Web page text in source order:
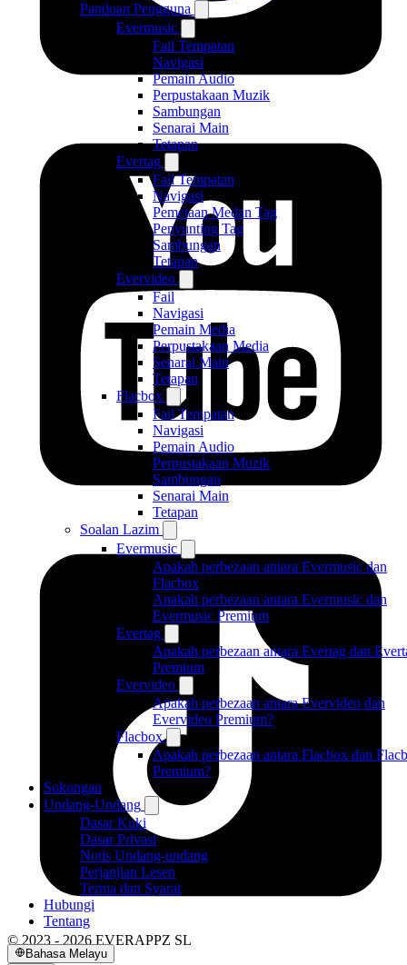
Panduan Pengguna
Evermusic
Fail Tempatan
Navigasi
Pemain Audio
Perpustakaan Muzik
Sambungan
Senarai Main
Tetapan
Evertag
Fail Tempatan
Navigasi
Pemetaan Medan Tag
Penyunting Tag
Sambungan
Tetapan
Evervideo
Fail
Navigasi
Pemain Media
Perpustakaan Media
Senarai Main
Tetapan
Flacbox
Fail Tempatan
Navigasi
Pemain Audio
Perpustakaan Muzik
Sambungan
Senarai Main
Tetapan
Soalan Lazim
Evermusic
Apakah perbezaan antara Evermusic dan
Flacbox
Apakah perbezaan antara Evermusic dan
Evermusic Premium
Evertag
Apakah perbezaan antara Evertag dan
Premium
Evervideo
Apakah perbezaan antara Evervideo dan
Evervideo Premium?
Flacbox
Apakah perbezaan antara Flacbox dan
Premium?
Sokongan
Undang-Undang
Dasar Kuki
Dasar Privasi
Notis Undang-undang
Perjanjian Lesen
Terma dan Syarat
Hubungi
Tentang
Bahasa Melayu
© 2023 - 2026 EVERAPPZ SL